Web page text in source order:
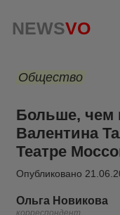
NEWSVO
Общество
Больше, чем
Валентина
Театре
Опубликовано
Ольга Новикова
корреспондент